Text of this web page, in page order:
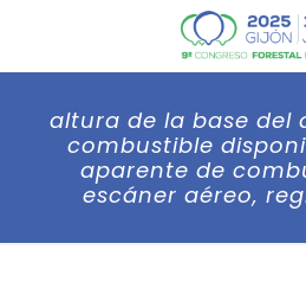
altura de la base del
combustible
aparente de
escáner aéreo,